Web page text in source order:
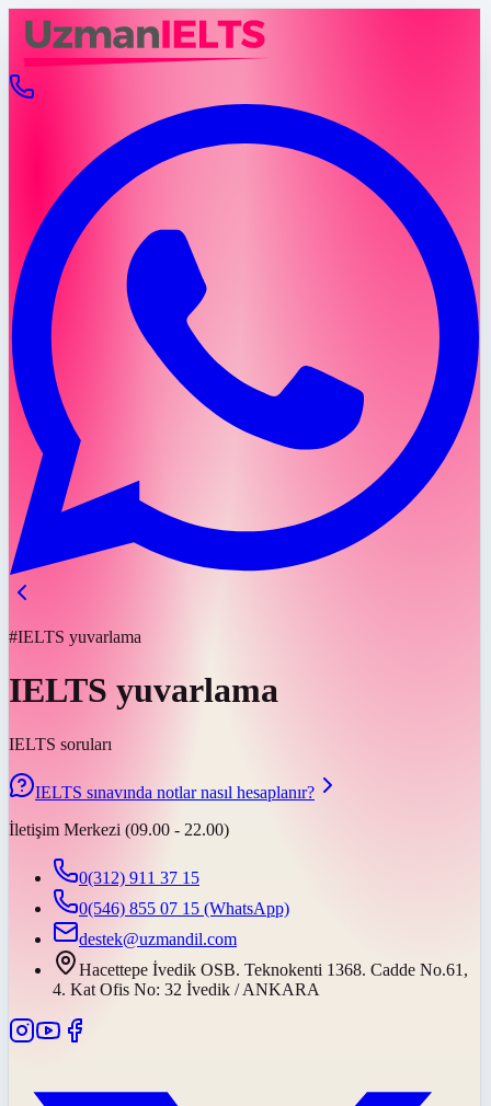
#IELTS yuvarlama
IELTS yuvarlama
IELTS soruları
IELTS sınavında notlar nasıl hesaplanır?
İletişim Merkezi (09.00 - 22.00)
0(312) 911 37 15
0(546) 855 07 15 (WhatsApp)
destek@uzmandil.com
Hacettepe İvedik OSB. Teknokenti 1368. Cadde No.61,
4. Kat Ofis No: 32 İvedik / ANKARA